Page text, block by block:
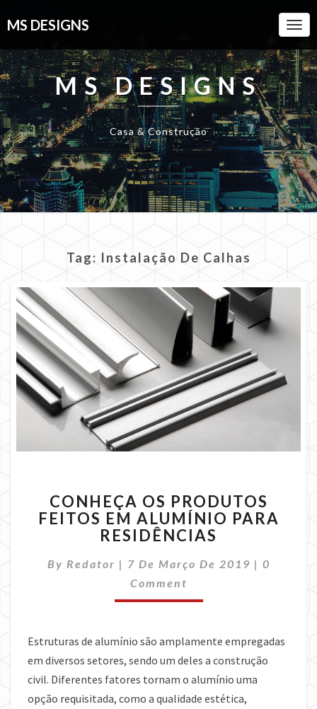
MS DESIGNS
MS DESIGNS
Casa & Construção
Tag: Instalação De Calhas
OS
PRODUTOS
FEITOS
ALUMÍNIO
PARA
CONHEÇA OS PRODUTOS
FEITOS EM ALUMÍNIO PARA
RESIDÊNCIAS
By Redator | 7 De Março De 2019 | 0
Comment
Estruturas de alumínio são amplamente empregadas
em diversos setores, sendo um deles a construção
civil. Diferentes fatores tornam o alumínio uma
opção requisitada, como a qualidade estética,